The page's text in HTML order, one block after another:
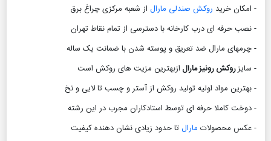
- امکان خرید روکش صندلی مارال از شعبه مرکزی چراغ برق
- نصب حرفه ای درب کارخانه با دسترسی از تمام نقاط تهران
- چرمهای مارال ضد تعریق و پوسته شدن با ضمانت یک ساله
- سایزروکش رونیز مارال ازبهترین مزیت های روکش است
- بهترین مواد اولیه تولید روکش از آستر و چسب تا لایی و نخ
- دوخت کاملا حرفه ای توسط استادکاران مجرب در این رشته
- عکس محصولات مارالتا حدود زیادی نشان دهنده کیفیت